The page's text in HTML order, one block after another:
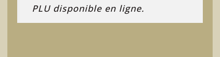
PLU disponible en ligne.